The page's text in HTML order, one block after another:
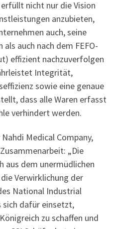
nicht nur die Vision
anzubieten,
auch, seine
auch nach dem FEFO-
effizient nachzuverfolgen
Integrität,
sowie eine genaue
dass alle Waren erfasst
verhindert werden.
Medical Company,
„Die
aus dem unermüdlichen
Verwirklichung der
National Industrial
sich dafür einsetzt,
zu schaffen und